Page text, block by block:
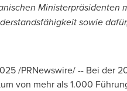
Ministerpräsidenten
sowie
/PRNewswire/ -- Bei der
von mehr als 1.000